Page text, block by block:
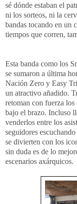
sé dónde estaban el
ni los sorteos, ni la
bandas tocando en un
tiempos que corren,
Esta banda como los
se sumaron a última
Nación Zero y Easy
un atractivo añadido.
retoman con fuerza
bajo el brazo. Incluso
venderlos entre los
seguidores
se divierten con los
sin duda es de lo
escenarios axárquicos.